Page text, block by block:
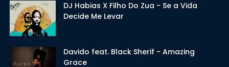
DJ Habias X Filho Do Zua - Se a Vida
Decide Me Levar
Davido feat. Black Sherif - Amazing
Grace